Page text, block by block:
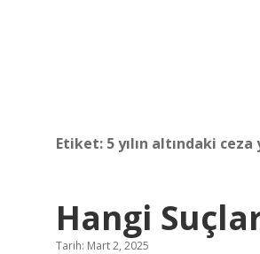
Etiket: 5 yılın altındaki ceza
Hangi
Tarih: Mart 2, 2025